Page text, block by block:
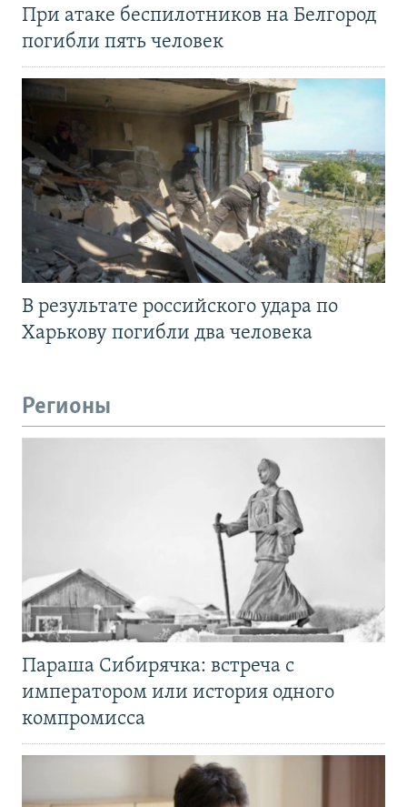
При атаке беспилотников на Белгород
погибли пять человек
В результате российского удара по
Харькову погибли два человека
Регионы
Параша Сибирячка: встреча с
императором или история одного
компромисса